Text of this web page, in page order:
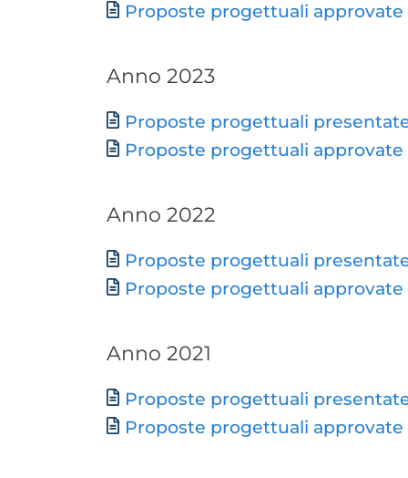
Proposte progettuali approvate
Anno 2023
Document
Proposte progettuali
Proposte progettuali approvate
Anno 2022
Document
Proposte progettuali
Proposte progettuali approvate
Anno 2021
Document
Proposte progettuali
Proposte progettuali approvate